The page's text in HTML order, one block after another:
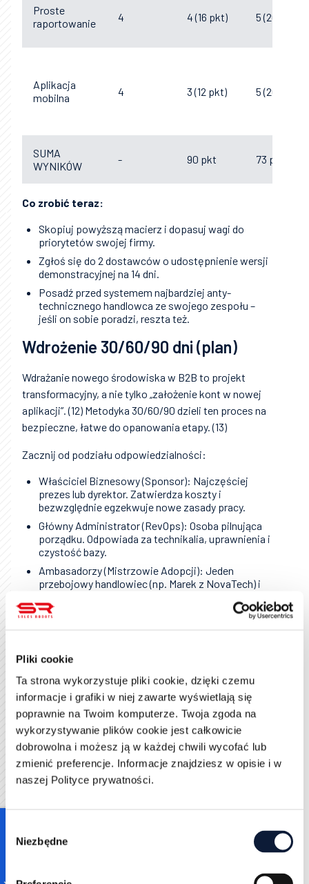
Pliki cookie
Ta strona wykorzystuje pliki cookie, dzięki czemu
informacje i grafiki w niej zawarte wyświetlają się
poprawnie na Twoim komputerze. Twoja zgoda na
wykorzystywanie plików cookie jest całkowicie
dobrowolna i możesz ją w każdej chwili wycofać lub
zmienić preferencje. Informacje znajdziesz w opisie i w
naszej Polityce prywatności.
Selection
Niezbędne
Proste
raportowanie
4 4 (16 pkt) 5 (20 pkt)
Aplikacja
mobilna
4 3 (12 pkt) 5 (20 pkt)
SUMA
WYNIKÓW
- 90 pkt 73 pkt
Co zrobić teraz:
Skopiuj powyższą macierz i dopasuj wagi do
priorytetów swojej firmy.
Zgłoś się do 2 dostawców o udostępnienie wersji
demonstracyjnej na 14 dni.
Posadź przed systemem najbardziej anty-
technicznego handlowca ze swojego zespołu –
jeśli on sobie poradzi, reszta też.
Wdrożenie 30/60/90 dni (plan)
Wdrażanie nowego środowiska w B2B to projekt
transformacyjny, a nie tylko „założenie kont w nowej
aplikacji”. (12) Metodyka 30/60/90 dzieli ten proces na
bezpieczne, łatwe do opanowania etapy. (13)
Zacznij od podziału odpowiedzialności:
Właściciel Biznesowy (Sponsor): Najczęściej
prezes lub dyrektor. Zatwierdza koszty i
bezwzględnie egzekwuje nowe zasady pracy.
Główny Administrator (RevOps): Osoba pilnująca
porządku. Odpowiada za technikalia, uprawnienia i
czystość bazy.
Ambasadorzy (Mistrzowie Adopcji): Jeden
przebojowy handlowiec (np. Marek z NovaTech) i
przetrą szlaki.
W tym miesiącu nie wpuszczaj do systemu całej
Tydzień 1: Zdefiniowanie sztywnych kroków w
lejku sprzedażowym i ograniczenie własnych
pomysłów do minimum.
Tydzień 2: Konfiguracja integracji poczty,
kalendarza i formularzy ze strony internetowej.
Tydzień 3: Pilotaż. Ambasadorzy (Marek) pracują
przez dwa tygodnie wyłącznie w nowym systemie,
podstawie feedbacku.